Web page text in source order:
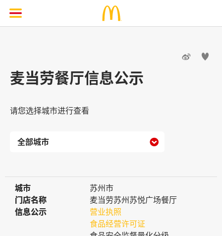
 
麦当劳餐厅信息公示
请您选择城市进行查看

城市
城市
苏州市
门店名称
门店名称
麦当劳苏州苏悦广场餐厅
信息公示
信息公示
营业执照
食品经营许可证